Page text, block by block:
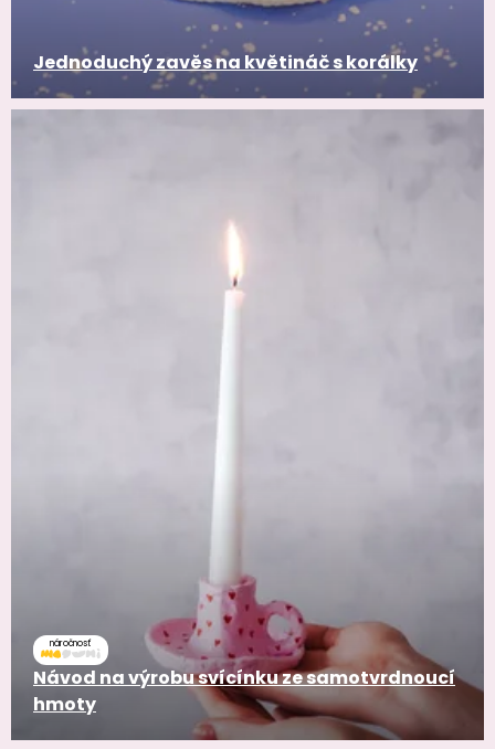
Jednoduchý zavěs na květináč s korálky
náročnosť
Návod na výrobu svícínku ze samotvrdnoucí
hmoty